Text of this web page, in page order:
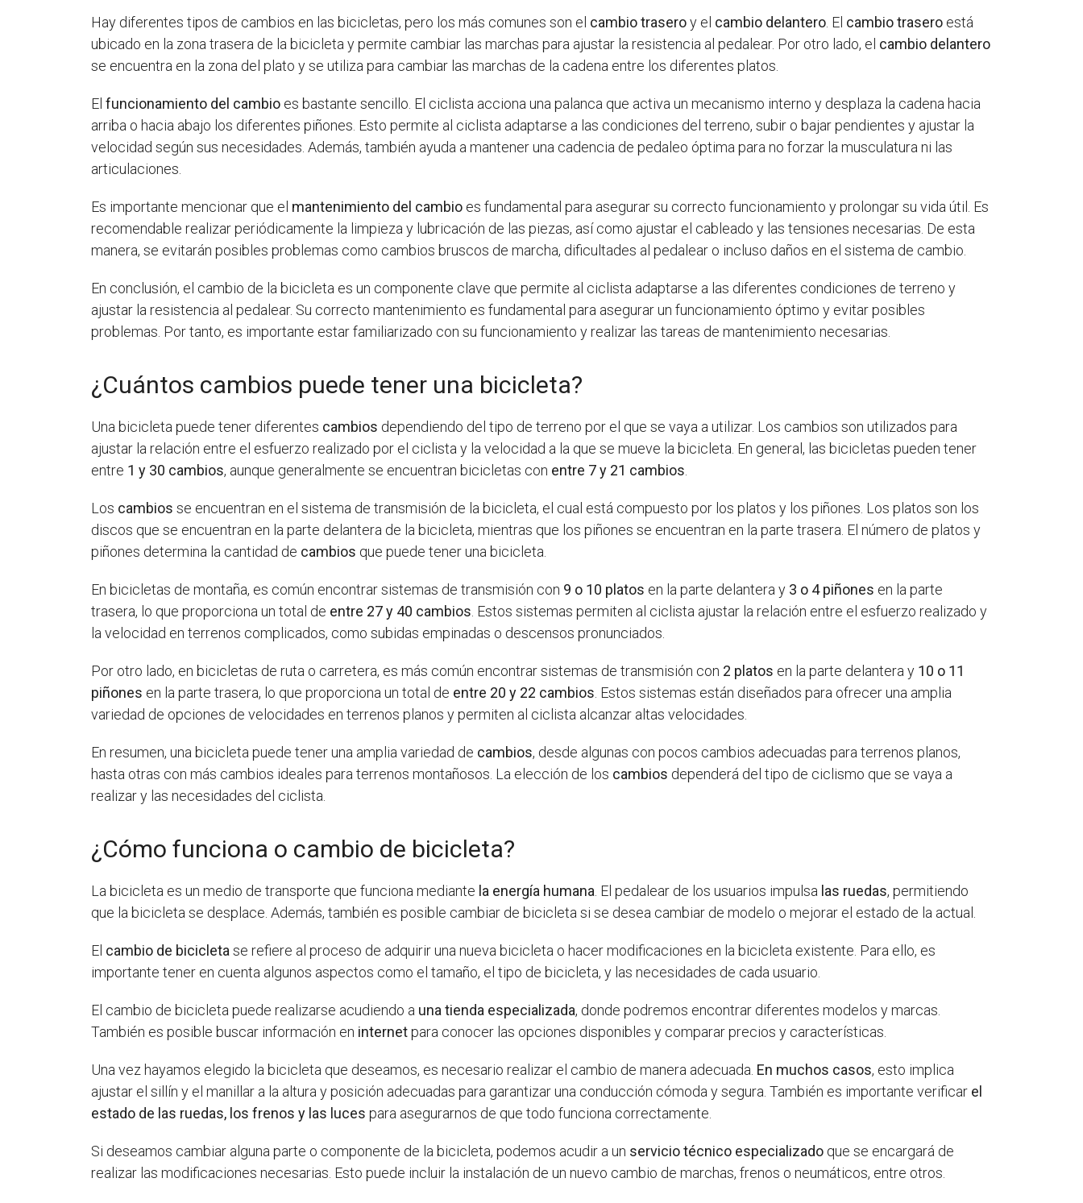
Hay diferentes tipos de cambios en las bicicletas, pero los más comunes son el cambio traseroy el cambio delantero. El cambio trasero está
ubicado en la zona trasera de la bicicleta y permite cambiar las marchas para ajustar la resistencia al pedalear. Por otro lado, el cambio delantero
se encuentra en la zona del plato y se utiliza para cambiar las marchas de la cadena entre los diferentes platos.
Elfuncionamiento del cambio es bastante sencillo. El ciclista acciona una palanca que activa un mecanismo interno y desplaza la cadena hacia
arriba o hacia abajo los diferentes piñones. Esto permite al ciclista adaptarse a las condiciones del terreno, subir o bajar pendientes y ajustar la
velocidad según sus necesidades. Además, también ayuda a mantener una cadencia de pedaleo óptima para no forzar la musculatura ni las
articulaciones.
Es importante mencionar que el mantenimiento del cambio es fundamental para asegurar su correcto funcionamiento y prolongar su vida útil. Es
recomendable realizar periódicamente la limpieza y lubricación de las piezas, así como ajustar el cableado y las tensiones necesarias. De esta
manera, se evitarán posibles problemas como cambios bruscos de marcha, dificultades al pedalear o incluso daños en el sistema de cambio.
En conclusión, el cambio de la bicicleta es un componente clave que permite al ciclista adaptarse a las diferentes condiciones de terreno y
ajustar la resistencia al pedalear. Su correcto mantenimiento es fundamental para asegurar un funcionamiento óptimo y evitar posibles
problemas. Por tanto, es importante estar familiarizado con su funcionamiento y realizar las tareas de mantenimiento necesarias.
¿Cuántos cambios puede tener una bicicleta?
Una bicicleta puede tener diferentes cambios dependiendo del tipo de terreno por el que se vaya a utilizar. Los cambios son utilizados para
ajustar la relación entre el esfuerzo realizado por el ciclista y la velocidad a la que se mueve la bicicleta. En general, las bicicletas pueden tener
entre 1 y 30 cambios, aunque generalmente se encuentran bicicletas con entre 7 y 21 cambios.
Los cambios se encuentran en el sistema de transmisión de la bicicleta, el cual está compuesto por los platos y los piñones. Los platos son los
discos que se encuentran en la parte delantera de la bicicleta, mientras que los piñones se encuentran en la parte trasera. El número de platos y
piñones determina la cantidad de cambios que puede tener una bicicleta.
En bicicletas de montaña, es común encontrar sistemas de transmisión con 9 o 10 platos en la parte delantera y 3 o 4 piñones en la parte
trasera, lo que proporciona un total de entre 27 y 40 cambios. Estos sistemas permiten al ciclista ajustar la relación entre el esfuerzo realizado y
la velocidad en terrenos complicados, como subidas empinadas o descensos pronunciados.
Por otro lado, en bicicletas de ruta o carretera, es más común encontrar sistemas de transmisión con 2 platos en la parte delantera y 10 o 11
piñones en la parte trasera, lo que proporciona un total de entre 20 y 22 cambios. Estos sistemas están diseñados para ofrecer una amplia
variedad de opciones de velocidades en terrenos planos y permiten al ciclista alcanzar altas velocidades.
En resumen, una bicicleta puede tener una amplia variedad de cambios, desde algunas con pocos cambios adecuadas para terrenos planos,
hasta otras con más cambios ideales para terrenos montañosos. La elección de los cambios dependerá del tipo de ciclismo que se vaya a
realizar y las necesidades del ciclista.
¿Cómo funciona o cambio de bicicleta?
La bicicleta es un medio de transporte que funciona mediante la energía humana. El pedalear de los usuarios impulsa las ruedas, permitiendo
que la bicicleta se desplace. Además, también es posible cambiar de bicicleta si se desea cambiar de modelo o mejorar el estado de la actual.
El cambio de bicicletase refiere al proceso de adquirir una nueva bicicleta o hacer modificaciones en la bicicleta existente. Para ello, es
importante tener en cuenta algunos aspectos como el tamaño, el tipo de bicicleta, y las necesidades de cada usuario.
El cambio de bicicleta puede realizarse acudiendo a una tienda especializada, donde podremos encontrar diferentes modelos y marcas.
También es posible buscar información en internetpara conocer las opciones disponibles y comparar precios y características.
Una vez hayamos elegido la bicicleta que deseamos, es necesario realizar el cambio de manera adecuada. En muchos casos, esto implica
ajustar el sillín y el manillar a la altura y posición adecuadas para garantizar una conducción cómoda y segura. También es importante verificar el
estado de las ruedas, los frenos y las luces para asegurarnos de que todo funciona correctamente.
Si deseamos cambiar alguna parte o componente de la bicicleta, podemos acudir a un servicio técnico especializado que se encargará de
realizar las modificaciones necesarias. Esto puede incluir la instalación de un nuevo cambio de marchas, frenos o neumáticos, entre otros.